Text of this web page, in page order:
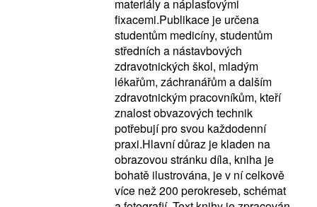
materiály a náplasťovými
fixacemi.Publikace je určena
studentům medicíny, studentům
středních a nástavbových
zdravotnických škol, mladým
lékařům, záchranářům a dalším
zdravotnickým pracovníkům, kteří
znalost obvazových technik
potřebují pro svou každodenní
praxi.Hlavní důraz je kladen na
obrazovou stránku díla, kniha je
bohatě ilustrována, je v ní celkově
více než 200 perokreseb, schémat